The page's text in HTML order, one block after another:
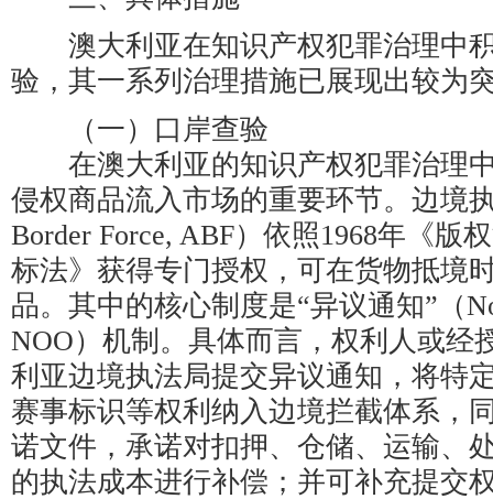
澳大利亚在知识产权犯罪治理中
验，其一系列治理措施已展现出较为
（一）口岸查验
在澳大利亚的知识产权犯罪治理
侵权商品流入市场的重要环节。边境
Border Force, ABF）依照1968年《版
标法》获得专门授权，可在货物抵境
品。其中的核心制度是“异议通知”（
NOO）机制。具体而言，权利人或经
利亚边境执法局提交异议通知，将特
赛事标识等权利纳入边境拦截体系，
诺文件，承诺对扣押、仓储、运输、
的执法成本进行补偿；并可补充提交